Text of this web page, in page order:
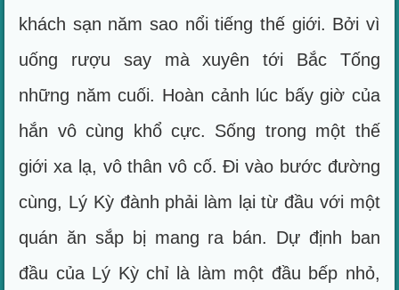
khách sạn năm sao nổi tiếng thế giới. Bởi vì
uống rượu say mà xuyên tới Bắc Tống
những năm cuối. Hoàn cảnh lúc bấy giờ của
hắn vô cùng khổ cực. Sống trong một thế
giới xa lạ, vô thân vô cố. Đi vào bước đường
cùng, Lý Kỳ đành phải làm lại từ đầu với một
quán ăn sắp bị mang ra bán. Dự định ban
đầu của Lý Kỳ chỉ là làm một đầu bếp nhỏ,